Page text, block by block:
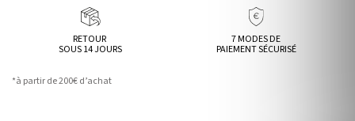
RETOUR
SOUS 14 JOURS
7 MODES DE
PAIEMENT SÉCURISÉ
*à partir de 200€ d’achat